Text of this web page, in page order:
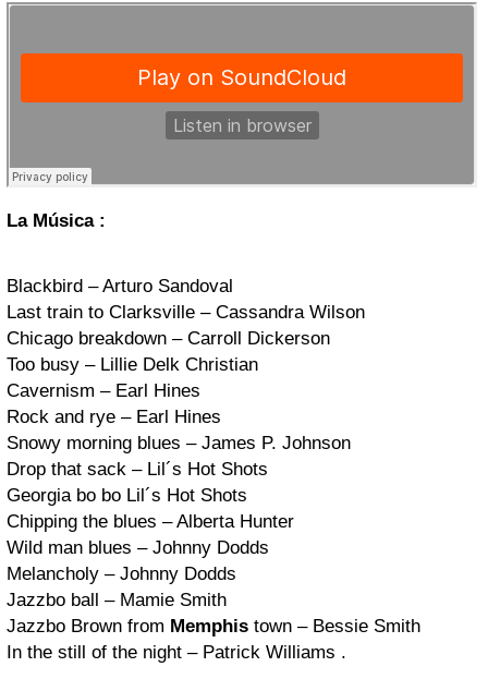
La Música :
Blackbird – Arturo Sandoval
Last train to Clarksville – Cassandra Wilson
Chicago breakdown – Carroll Dickerson
Too busy – Lillie Delk Christian
Cavernism – Earl Hines
Rock and rye – Earl Hines
Snowy morning blues – James P. Johnson
Drop that sack – Lil´s Hot Shots
Georgia bo bo Lil´s Hot Shots
Chipping the blues – Alberta Hunter
Wild man blues – Johnny Dodds
Melancholy – Johnny Dodds
Jazzbo ball – Mamie Smith
Jazzbo Brown from Memphis town – Bessie Smith
In the still of the night – Patrick Williams .